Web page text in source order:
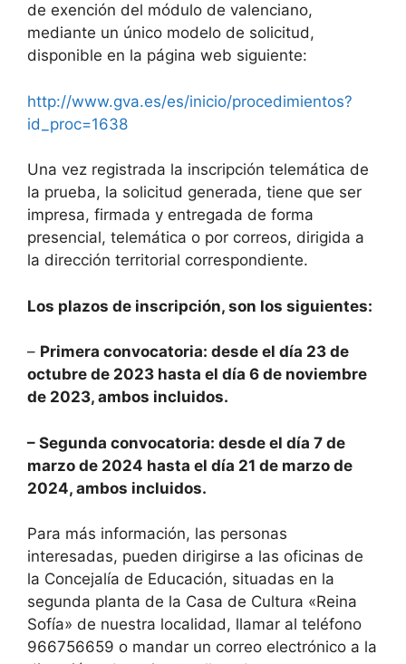
de exención del módulo de valenciano,
mediante un único modelo de solicitud,
disponible en la página web siguiente:
http://www.gva.es/es/inicio/procedimientos?
id_proc=1638
Una vez registrada la inscripción telemática de
la prueba, la solicitud generada, tiene que ser
impresa, firmada y entregada de forma
presencial, telemática o por correos, dirigida a
la dirección territorial correspondiente.
Los plazos de inscripción, son los siguientes:
– Primera convocatoria: desde el día 23 de
octubre de 2023 hasta el día 6 de noviembre
de 2023, ambos incluidos.
– Segunda convocatoria: desde el día 7 de
marzo de 2024 hasta el día 21 de marzo de
2024, ambos incluidos.
Para más información, las personas
interesadas, pueden dirigirse a las oficinas de
la Concejalía de Educación, situadas en la
segunda planta de la Casa de Cultura «Reina
Sofía» de nuestra localidad, llamar al teléfono
966756659 o mandar un correo electrónico a la